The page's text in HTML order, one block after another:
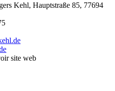
Kehl, Hauptstraße 85, 77694
site web